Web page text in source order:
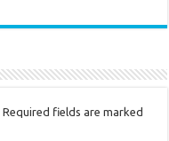
Required fields are marked